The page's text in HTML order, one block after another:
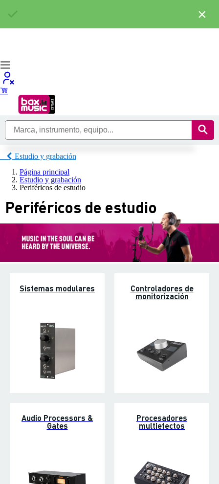
Estudio y grabación
Página principal
Estudio y grabación
Periféricos de estudio
Periféricos de estudio
Sistemas modulares Controladores de
monitorización
Audio Processors &
Gates
Procesadores
multiefectos
×